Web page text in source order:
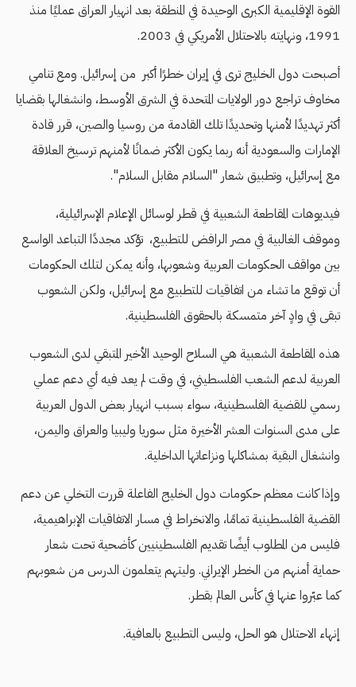
القوة الإقليمية الكبرى الوحيدة في المنطقة بعد انهيار العراق عمليًا منذ
1991، ونهايته بالاحتلال الأمريكي في 2003.
أصبحت دول الخليج ترى في إيران خطرًا أكبر من إسرائيل. ومع تنامي
مخاوف تراجع دور الولايات المتحدة في الشرق الأوسط، وانشغالها بقضايا
أكثر تهديدًا لأمنها وتحديدًا تلك القادمة من روسيا والصين، قرر قادة
الإمارات والسعودية أنه ربما يكون الأكثر ضمانًا لأمنهم ترسيخ العلاقة
مع إسرائيل، وتطبيق شعار "السلام مقابل السلام".
فيديوهات المقاطعة الشعبية في قطر لوسائل الإعلام الإسرائيلية،
وموقف الغالبية في مصر الرافض للتطبيع، تؤكد مجددًا التباعد الواسع
بين مواقف الحكومات العربية وشعوبها، وأنه يمكن لتلك الحكومات
أن توقع ما تشاء من اتفاقيات للتطبيع مع إسرائيل، ولكن الشعوب
تبقى في وادٍ آخر متمسكة بالحقوق الفلسطينية.
هذه المقاطعة الشعبية هي السلاح الوحيد الأخير المتبقي لدى الشعوب
العربية لدعم الشعب الفلسطيني، في وقت لم يعد فيه أي دعم عملي
رسمي للقضية الفلسطينية، سواء بسبب انهيار بعض الدول العربية
على مدى السنوات العشر الأخيرة مثل سوريا وليبيا والعراق واليمن،
وانشغال البقية بمشاكلها ونزاعاتها الداخلية.
وإذا كانت معظم حكومات دول الخليج الفاعلة قررت التخلي عن دعم
القضية الفلسطينية تمامًا، والانخراط في مسار الاتفاقيات الإبراهيمية،
فليس من المطلوب أيضًا تقديم الفلسطينيين كأضحية تحت شعار
حماية أمنهم من الخطر الإيراني. وليتهم يتعلمون الدرس من شعوبهم
كما عبّروا عنها في كأس العالم بقطر.
إنهاء الاحتلال هو الحل، وليس التطبيع بالعافية.